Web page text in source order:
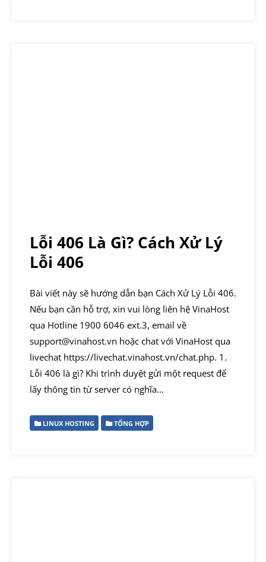
Lỗi 406 Là Gì? Cách Xử Lý
Lỗi 406
Bài viết này sẽ hướng dẫn bạn Cách Xử Lý Lỗi 406.
Nếu bạn cần hỗ trợ, xin vui lòng liên hệ VinaHost
qua Hotline 1900 6046 ext.3, email về
support@vinahost.vn hoặc chat với VinaHost qua
livechat https://livechat.vinahost.vn/chat.php. 1.
Lỗi 406 là gì? Khi trình duyệt gửi một request để
lấy thông tin từ server có nghĩa…
LINUX HOSTING TỔNG HỢP